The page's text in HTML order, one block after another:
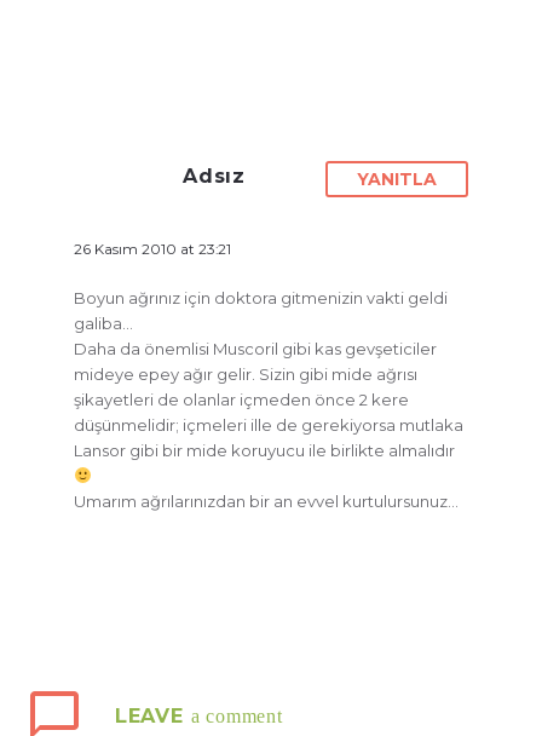
Adsız
26 Kasım 2010 at 23:21
YANITLA
Boyun ağrınız için doktora gitmenizin vakti geldi
galiba…
Daha da önemlisi Muscoril gibi kas gevşeticiler
mideye epey ağır gelir. Sizin gibi mide ağrısı
şikayetleri de olanlar içmeden önce 2 kere
düşünmelidir; içmeleri ille de gerekiyorsa mutlaka
Lansor gibi bir mide koruyucu ile birlikte almalıdır
Umarım ağrılarınızdan bir an evvel kurtulursunuz…
LEAVE a comment